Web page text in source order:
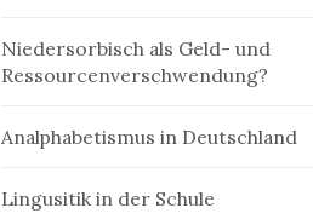
Niedersorbisch als Geld- und
Ressourcenverschwendung?
Analphabetismus in Deutschland
Lingusitik in der Schule